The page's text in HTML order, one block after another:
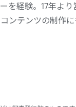
を経験。17年よ
ンテンツの制作に